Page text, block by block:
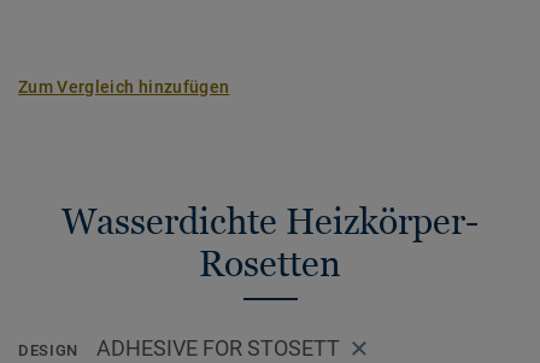
Zum Vergleich hinzufügen
Wasserdichte Heizkörper-
Rosetten
DESIGN ADHESIVE FOR STOSETT